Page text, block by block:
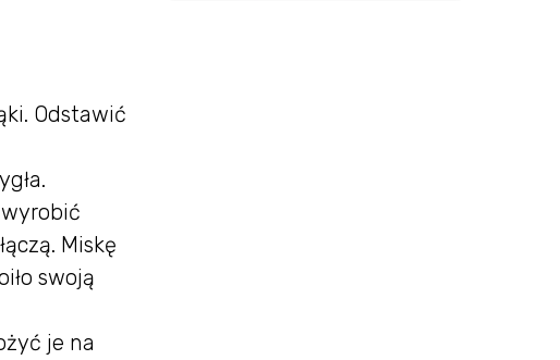
Odstawić
Miskę
swoją
je na